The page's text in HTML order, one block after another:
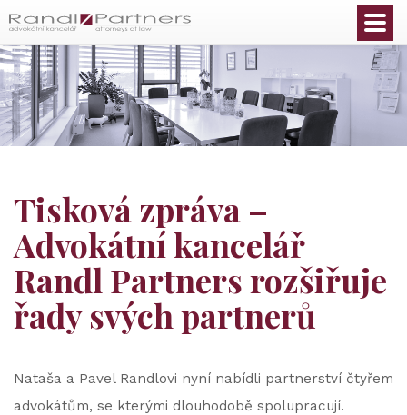
Tisková zpráva –
Advokátní kancelář
Randl Partners rozšiřuje
řady svých partnerů
Nataša a Pavel Randlovi nyní nabídli partnerství čtyřem
advokátům, se kterými dlouhodobě spolupracují.
Čeština